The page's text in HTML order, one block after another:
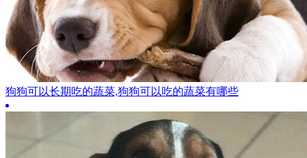
狗狗可以长期吃的蔬菜,狗狗可以吃的蔬菜有哪些